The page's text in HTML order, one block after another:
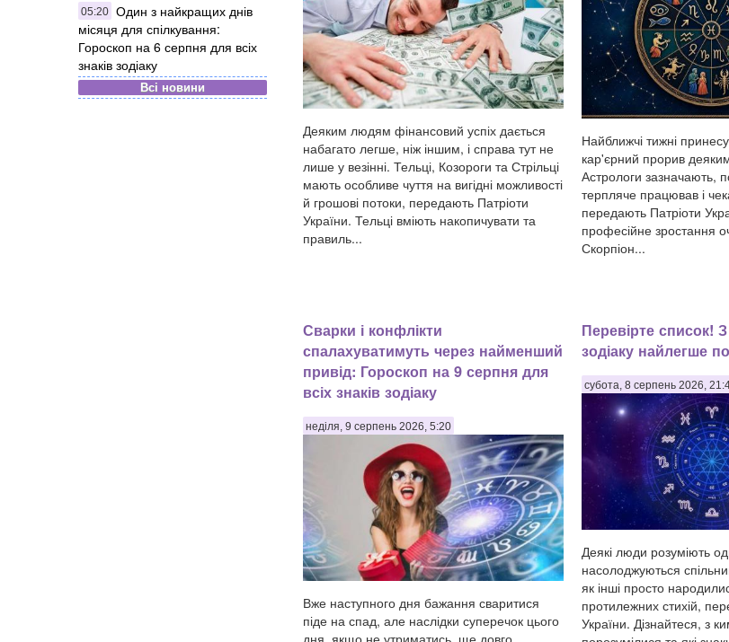
05:20 Один з найкращих днів
місяця для спілкування:
Гороскоп на 6 серпня для всіх
знаків зодіаку
Всі новини
Деяким людям фінансовий успіх дається
набагато легше, ніж іншим, і справа тут не
лише у везінні. Тельці, Козороги та Стрільці
мають особливе чуття на вигідні можливості
й грошові потоки, передають Патріоти
України. Тельці вміють накопичувати та
правиль...
Найближчі тижні
кар'єрний прорив
Астрологи зазначають,
терпляче працював і
передають Патріоти
професійне зростання
Скорпіон...
Сварки і конфлікти
спалахуватимуть через найменший
привід: Гороскоп на 9 серпня для
всіх знаків зодіаку
неділя, 9 серпень 2026, 5:20
Вже наступного дня бажання сваритися
піде на спад, але наслідки суперечок цього
дня, якщо не утриматись, ще довго
Перевірте список!
зодіаку найлегше
субота, 8 серпень 2026,
Деякі люди розуміють
насолоджуються
як інші просто
протилежних стихій,
України. Дізнайтеся, з